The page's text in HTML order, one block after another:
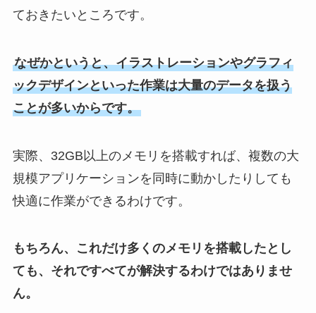
ておきたいところです。
なぜかというと、イラストレーションやグラフィ
ックデザインといった作業は大量のデータを扱う
ことが多いからです。
実際、32GB以上のメモリを搭載すれば、複数の大
規模アプリケーションを同時に動かしたりしても
快適に作業ができるわけです。
もちろん、これだけ多くのメモリを搭載したとし
ても、それですべてが解決するわけではありませ
ん。